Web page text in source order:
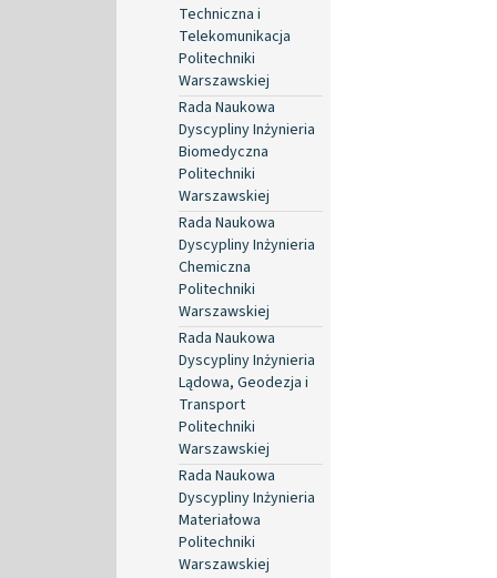
Techniczna i
Telekomunikacja
Politechniki
Warszawskiej
Rada Naukowa
Dyscypliny Inżynieria
Biomedyczna
Politechniki
Warszawskiej
Rada Naukowa
Dyscypliny Inżynieria
Chemiczna
Politechniki
Warszawskiej
Rada Naukowa
Dyscypliny Inżynieria
Lądowa, Geodezja i
Transport
Politechniki
Warszawskiej
Rada Naukowa
Dyscypliny Inżynieria
Materiałowa
Politechniki
Warszawskiej